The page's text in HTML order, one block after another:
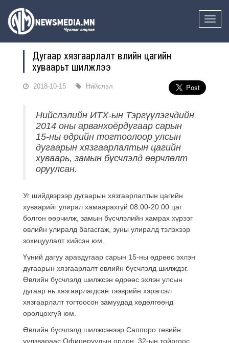
Toggle
Дугаар хязгаарлалт өвлийн цагийн
хуваарьт шилжлээ
2018-10-15 Нийслэл
Нийслэлийн ИТХ-ын Тэргүүлэгчдийн
2014 оны арванхоёрдугаар сарын
15-ны өдрийн тогтоолоор улсын
дугаарын хязгаарлалтын цагийн
хуваарь, замын бүсчлэлд өөрчлөлт
оруулсан.
Уг шийдвэрээр дугаарын хязгаарлалтын цагийн
хуваарийг улирал хамаарахгүй 08.00-20.00 цаг
болгон өөрчилж, замын бүсчлэлийн хамрах хүрээг
өвлийн улиралд багасгаж, зуны улиралд тэлэхээр
зохицуулалт хийсэн юм.
Үүний дагуу аравдугаар сарын 15-ны өдрөөс эхлэн
дугаарын хязгаарлалт өвлийн бүсчлэлд шилждэг.
Өвлийн бүсчлэлд шилжсэн өдрөөс эхлэн улсын
дугаар нь хязгаарлагдсан тээврийн хэрэгсэл
хязгаарлалт тогтоосон замуудад хөдөлгөөнд
оролцохгүй юм.
Өвлийн бүсчлэлд шилжсэнээр Саппоро төвийн
уулзвараас Офицеруудын ордон, 32-ын тойргоос